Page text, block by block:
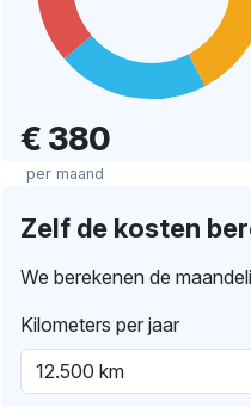
€ 380
per maand
Zelf de kosten
We berekenen de
Kilometers per jaar